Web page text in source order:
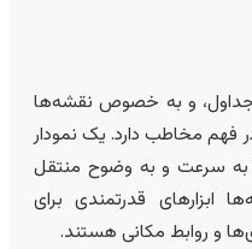
و به خصوص نقشه‌ها
دارد. یک نمودار
و به وضوح منتقل
قدرتمندی برای
مکانی هستند.